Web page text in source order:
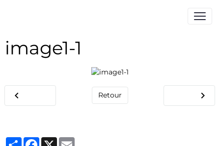
image1-1
Retour
PartagerFacebook
X